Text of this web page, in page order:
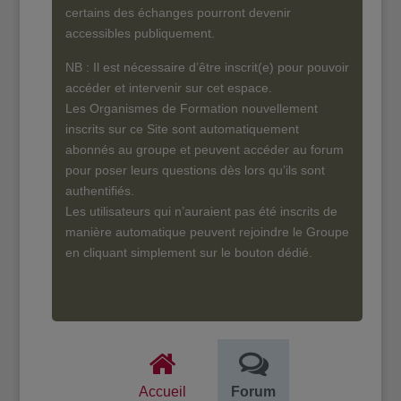
certains des échanges pourront devenir
accessibles publiquement.
NB : Il est nécessaire d’être inscrit(e) pour pouvoir
accéder et intervenir sur cet espace.
Les Organismes de Formation nouvellement
inscrits sur ce Site sont automatiquement
abonnés au groupe et peuvent accéder au forum
pour poser leurs questions dès lors qu’ils sont
authentifiés.
Les utilisateurs qui n’auraient pas été inscrits de
manière automatique peuvent rejoindre le Groupe
en cliquant simplement sur le bouton dédié.
Accueil Forum